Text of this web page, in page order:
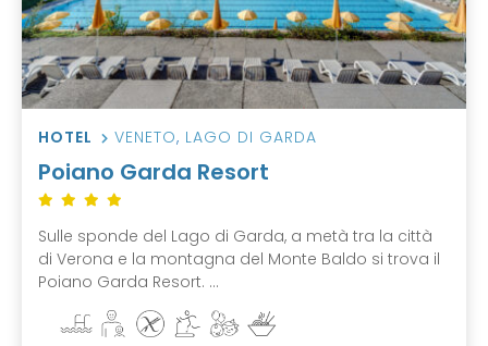
HOTEL VENETO, LAGO DI GARDA
Poiano Garda Resort
Sulle sponde del Lago di Garda, a metà tra la città
di Verona e la montagna del Monte Baldo si trova il
Poiano Garda Resort. ...